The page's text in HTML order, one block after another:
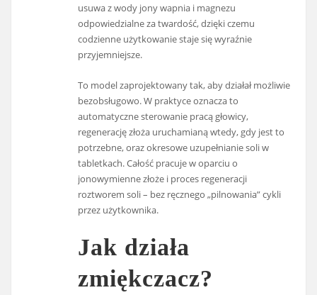
usuwa z wody jony wapnia i magnezu
odpowiedzialne za twardość, dzięki czemu
codzienne użytkowanie staje się wyraźnie
przyjemniejsze.
To model zaprojektowany tak, aby działał możliwie
bezobsługowo. W praktyce oznacza to
automatyczne sterowanie pracą głowicy,
regenerację złoża uruchamianą wtedy, gdy jest to
potrzebne, oraz okresowe uzupełnianie soli w
tabletkach. Całość pracuje w oparciu o
jonowymienne złoże i proces regeneracji
roztworem soli – bez ręcznego „pilnowania” cykli
przez użytkownika.
Jak działa
zmiękczacz?